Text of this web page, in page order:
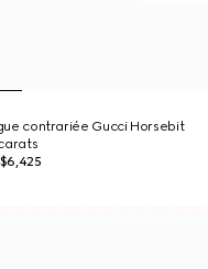
contrariée Gucci Horsebit